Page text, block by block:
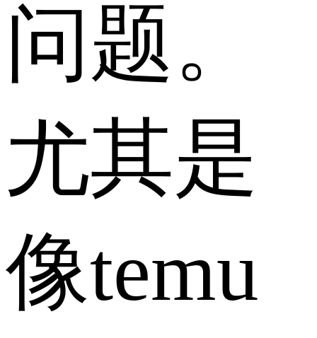
问题。
尤其是
像temu